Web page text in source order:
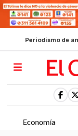
Periodismo de
Política